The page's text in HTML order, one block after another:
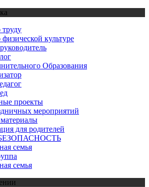
культуре
Образования
проекты
мероприятий
для родителей
семья
семья